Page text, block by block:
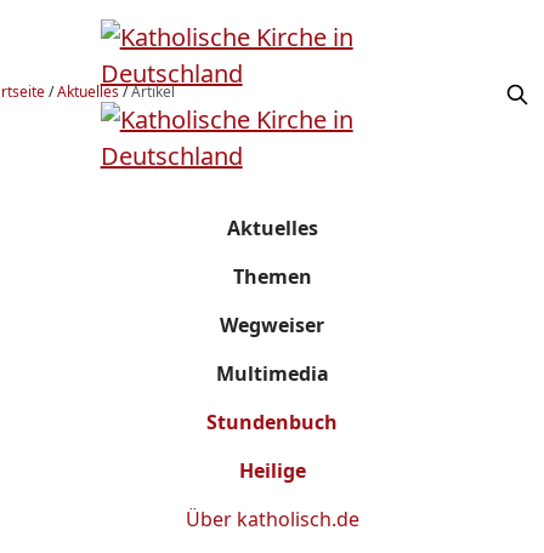
/Aktuelles/Artikel
Aktuelles
Themen
Wegweiser
Multimedia
Stundenbuch
Heilige
Über katholisch.de